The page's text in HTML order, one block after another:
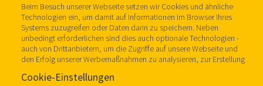
Beim Besuch unserer Webseite setzen wir Cookies und ähnliche
Technologien ein, um damit auf Informationen im Browser Ihres
Systems zuzugreifen oder Daten darin zu speichern. Neben
unbedingt erforderlichen sind dies auch optionale Technologien -
auch von Drittanbietern, um die Zugriffe auf unsere Webseite und
den Erfolg unserer Werbemaßnahmen zu analysieren, zur Erstellung
auf unseren Webseiten und Drittanbieterseiten präsentieren zu
Cookie-Einstellungen